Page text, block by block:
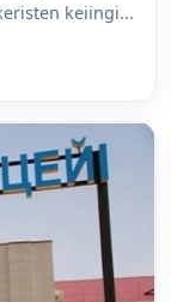
keiingi...